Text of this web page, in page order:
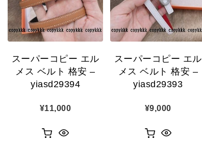
スーパーコピー エル
メス ベルト 格安 –
yiasd29394
¥11,000
スーパーコピー エル
メス ベルト 格安 –
yiasd29393
¥9,000